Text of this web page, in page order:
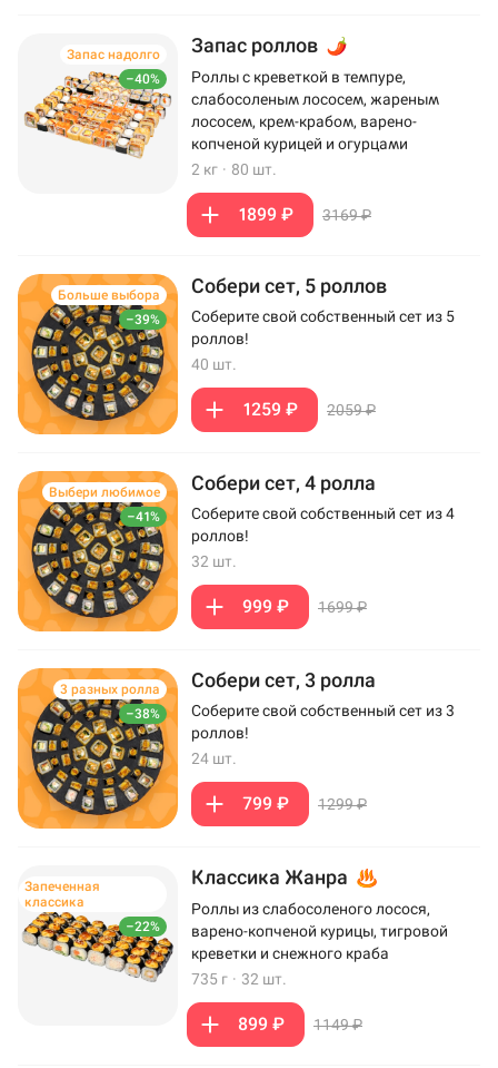
–40%
Запас надолго Запас роллов
Роллы с креветкой в темпуре,
слабосоленым лососем, жареным
лососем, крем-крабом, варено-
копченой курицей и огурцами
2 кг · 80 шт.
1899 ₽ 3169 ₽
–39%
Больше выбора Собери сет, 5 роллов
Соберите свой собственный сет из 5
роллов!
40 шт.
1259 ₽ 2059 ₽
–41%
Выбери любимое Собери сет, 4 ролла
Соберите свой собственный сет из 4
роллов!
32 шт.
999 ₽ 1699 ₽
–38%
3 разных ролла Собери сет, 3 ролла
Соберите свой собственный сет из 3
роллов!
24 шт.
799 ₽ 1299 ₽
–22%
Запеченная
классика
Классика Жанра
Роллы из слабосоленого лосося,
варено-копченой курицы, тигровой
креветки и снежного краба
735 г · 32 шт.
899 ₽ 1149 ₽